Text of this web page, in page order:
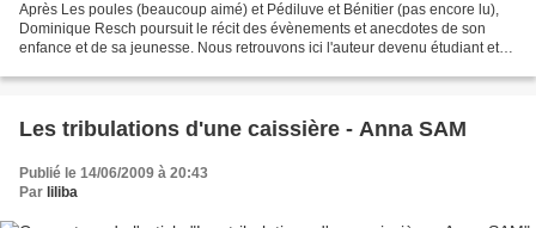
Après Les poules (beaucoup aimé) et Pédiluve et Bénitier (pas encore lu),
Dominique Resch poursuit le récit des évènements et anecdotes de son
enfance et de sa jeunesse. Nous retrouvons ici l'auteur devenu étudiant et
Les tribulations d'une caissière - Anna SAM
Publié le 14/06/2009 à 20:43
Par liliba